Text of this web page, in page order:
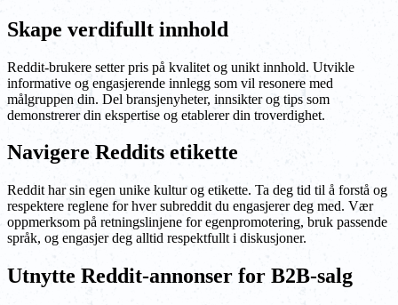
Skape verdifullt innhold
Reddit-brukere setter pris på kvalitet og unikt innhold. Utvikle
informative og engasjerende innlegg som vil resonere med
målgruppen din. Del bransjenyheter, innsikter og tips som
demonstrerer din ekspertise og etablerer din troverdighet.
Navigere Reddits etikette
Reddit har sin egen unike kultur og etikette. Ta deg tid til å forstå og
respektere reglene for hver subreddit du engasjerer deg med. Vær
oppmerksom på retningslinjene for egenpromotering, bruk passende
språk, og engasjer deg alltid respektfullt i diskusjoner.
Utnytte Reddit-annonser for B2B-salg